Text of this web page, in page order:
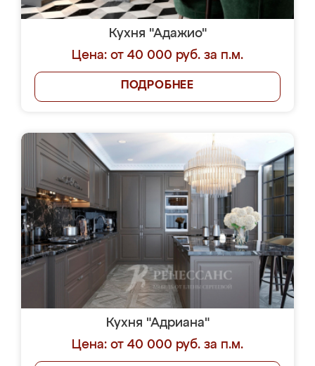
Кухня "Адажио"
Цена: от 40 000 руб. за п.м.
ПОДРОБНЕЕ
Кухня "Адриана"
Цена: от 40 000 руб. за п.м.